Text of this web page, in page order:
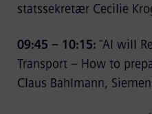
statssekretær Cecilie
09:45 – 10:15: "AI will
Transport – How to
Claus Bahlmann,